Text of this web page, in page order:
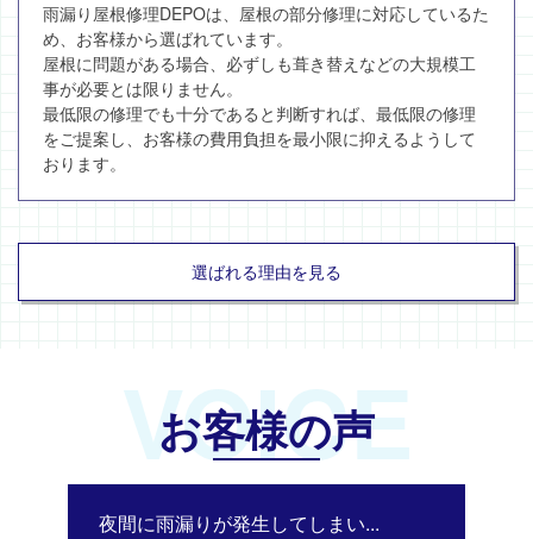
雨漏り屋根修理DEPOは、屋根の部分修理に対応しているた
め、お客様から選ばれています。
屋根に問題がある場合、必ずしも葺き替えなどの大規模工
事が必要とは限りません。
最低限の修理でも十分であると判断すれば、最低限の修理
をご提案し、お客様の費用負担を最小限に抑えるようして
おります。
選ばれる理由を見る
VOICE
お客様の声
夜間に雨漏りが発生してしまい...